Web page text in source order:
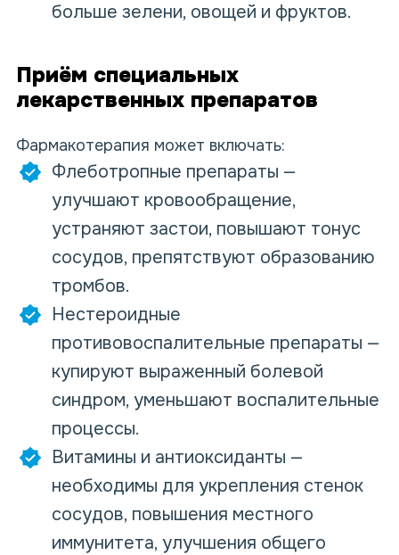
больше зелени, овощей и фруктов.
Приём специальных
лекарственных препаратов
Фармакотерапия может включать:
Флеботропные препараты —
улучшают кровообращение,
устраняют застои, повышают тонус
сосудов, препятствуют образованию
тромбов.
Нестероидные
противовоспалительные препараты —
купируют выраженный болевой
синдром, уменьшают воспалительные
процессы.
Витамины и антиоксиданты —
необходимы для укрепления стенок
сосудов, повышения местного
иммунитета, улучшения общего